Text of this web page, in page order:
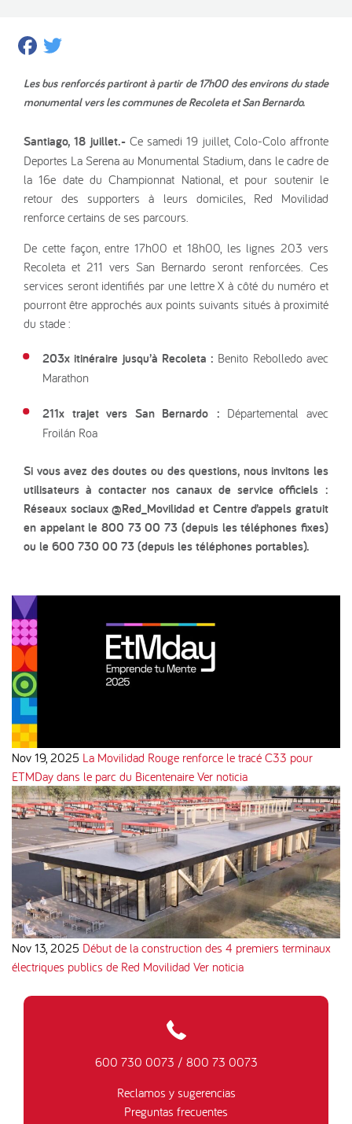
Facebook
Les bus renforcés partiront à partir de 17h00 des environs du stade
monumental vers les communes de Recoleta et San Bernardo.
Santiago, 18 juillet.- Ce samedi 19 juillet, Colo-Colo affronte
Deportes La Serena au Monumental Stadium, dans le cadre de
la 16e date du Championnat National, et pour soutenir le
retour des supporters à leurs domiciles, Red Movilidad
renforce certains de ses parcours.
De cette façon, entre 17h00 et 18h00, les lignes 203 vers
Recoleta et 211 vers San Bernardo seront renforcées. Ces
services seront identifiés par une lettre X à côté du numéro et
pourront être approchés aux points suivants situés à proximité
du stade :
203x itinéraire jusqu’à Recoleta : Benito Rebolledo avec
Marathon
211x trajet vers San Bernardo : Départemental avec
Froilán Roa
Si vous avez des doutes ou des questions, nous invitons les
utilisateurs à contacter nos canaux de service officiels :
Réseaux sociaux @Red_Movilidad et Centre d’appels gratuit
en appelant le 800 73 00 73 (depuis les téléphones fixes)
ou le 600 730 00 73 (depuis les téléphones portables).
Nov 19, 2025 La Movilidad Rouge renforce le tracé C33 pour
ETMDay dans le parc du Bicentenaire Ver noticia
Nov 13, 2025 Début de la construction des 4 premiers terminaux
électriques publics de Red Movilidad Ver noticia
600 730 0073 / 800 73 0073
Reclamos y sugerencias
Preguntas frecuentes